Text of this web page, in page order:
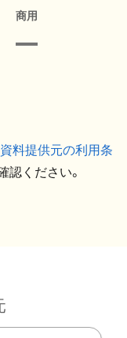
商用
資料提供元の利用条
認ください。